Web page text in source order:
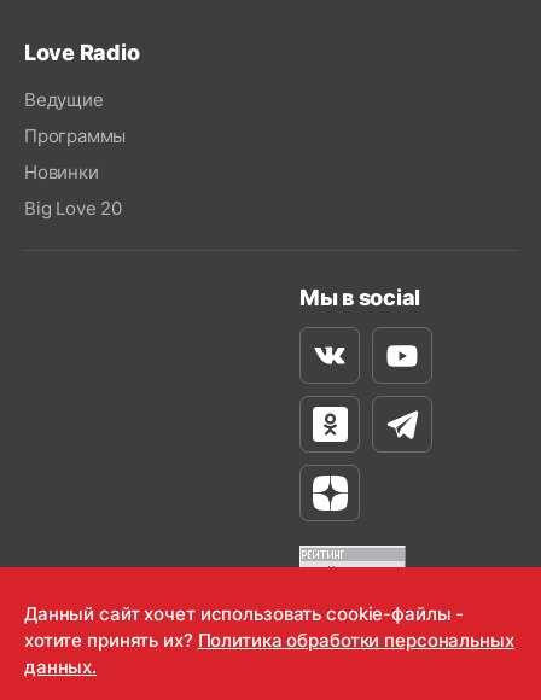
Love Radio
Ведущие
Программы
Новинки
Big Love 20
Мы в social
ВконтактеYoutube
Одноклассники
Телеграм
Яндекс Дзен
OOO "Радио-Любовь" 2000-2026
Данный сайт хочет использовать cookie-файлы -
хотите принять их? Политика обработки персональных
данных.